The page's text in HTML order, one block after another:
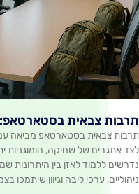
בסטארטאפ: מנוע או
בסטארטאפ מביאה עמה
שחיקה, הומוגניות יתר
לאזן בין היתרונות שמביאה
ליבה וגיוון שיתמכו בצמיחה